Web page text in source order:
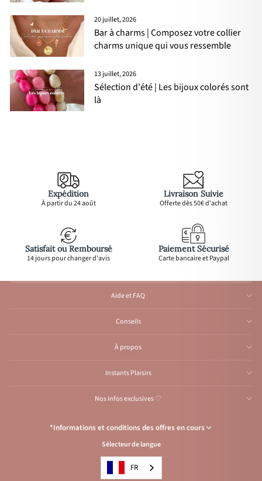
20 juillet, 2026
Bar à charms | Composez votre collier
charms unique qui vous ressemble
13 juillet, 2026
Sélection d'été | Les bijoux colorés sont
là
Expédition
À partir du 24 août
Livraison Suivie
Offerte dès 50€ d'achat
Satisfait ou Remboursé
14 jours pour changer d'avis
Paiement Sécurisé
Carte bancaire et Paypal
Aide et FAQ
Conseils
À propos
Instants Plaisirs
Nos infos exclusives ♡
*Informations et conditions des offres en cours
Congés de l’Atelier du 1er au 23 août inclus: Aucune expédition et
traitement d'e-mail durant cette période, reprise
: Livraison offerte avec le code
Sélecteur de langue
FR